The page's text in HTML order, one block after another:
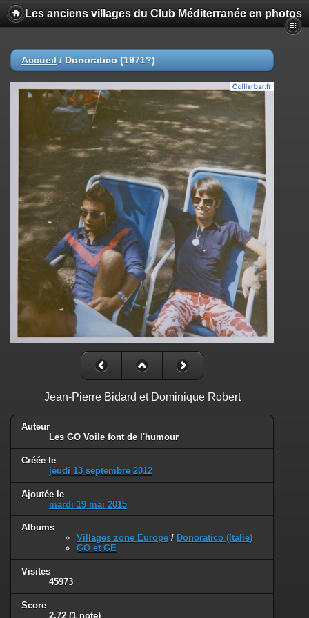
Les anciens villages du Club Méditerranée en photos
Accueil / Donoratico (1971?)
Jean-Pierre Bidard et Dominique Robert
Auteur
Les GO Voile font de l'humour
Créée le
jeudi 13 septembre 2012
Ajoutée le
mardi 19 mai 2015
Albums
Villages zone Europe / Donoratico (Italie)
GO et GE
Visites
45973
Score
2.72 (1 note)